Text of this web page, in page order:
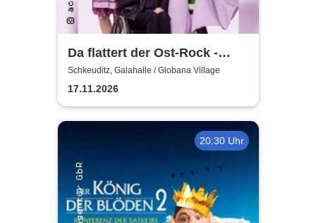
Da flattert der Ost-Rock -
H.Blank, A. Geißler, R.
Köbernick
Schkeuditz, Galahalle / Globana Village
17.11.2026
20:30 Uhr